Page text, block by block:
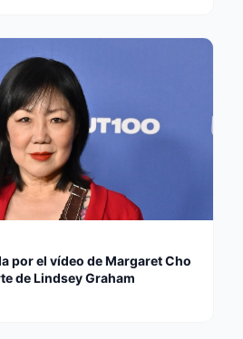
por el vídeo de Margaret Cho
de Lindsey Graham